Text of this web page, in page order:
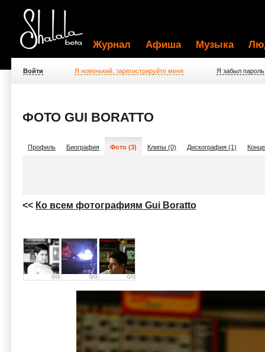
Журнал Афиша Музыка
Войти Я новенький, зарегистрируйте меня Я забыл пароль
ФОТО GUI BORATTO
Профиль Биография Фото (3) Клипы (0) Дискография (1)
<< Ко всем фотографиям Gui Boratto
0/0 0/0 0/0